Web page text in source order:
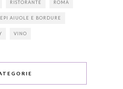
RISTORANTE ROMA
AIUOLE E BORDURE
VINO